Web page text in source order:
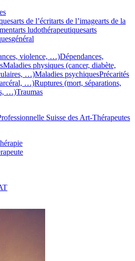
arts de l’écritarts de l’imagearts de la
arts ludothérapeutiquesarts
général
violence, …)Dépendances,
Maladies physiques (cancer, diabète,
…)Maladies psychiquesPrécarités
…)Ruptures (mort, séparations,
…)Traumas